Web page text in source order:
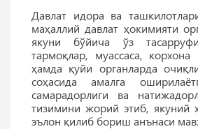
Давлат идора ва
маҳаллий давлат ҳокимияти
якуни бўйича ўз
тармоқлар, муассаса,
ҳамда қуйи органларда
соҳасида амалга
самарадорлиги ва
тизимини жорий этиб, якуний
эълон қилиб бориш анънаси